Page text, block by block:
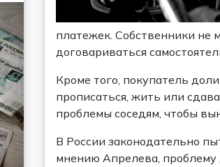
платежек. Собственники не
договариваться
Кроме того, покупатель
прописаться, жить или
проблемы соседям, чтобы
В России законодательно
мнению Апрелева, проблему